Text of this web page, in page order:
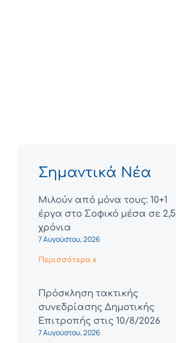
Σημαντικά Νέα
Μιλούν από μόνα τους: 10+1
έργα στο Σοφικό μέσα σε 2,5
χρόνια
7 Αυγούστου, 2026
Περισσότερα »
Πρόσκληση τακτικής
συνεδρίασης Δημοτικής
Επιτροπής στις 10/8/2026
7 Αυγούστου, 2026